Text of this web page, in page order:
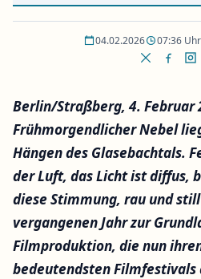
04.02.2026 07:36 Uhr
Berlin/Straßberg, 4. Februar
Frühmorgendlicher Nebel
Hängen des Glasebachtals.
der Luft, das Licht ist diffus,
diese Stimmung, rau und
vergangenen Jahr zur
Filmproduktion, die nun
bedeutendsten Filmfestivals